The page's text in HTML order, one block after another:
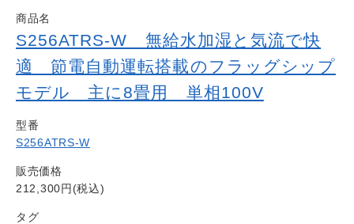
商品名
S256ATRS-W 無給水加湿と気流で快
適 節電自動運転搭載のフラッグシップ
モデル 主に8畳用 単相100V
型番
S256ATRS-W
販売価格
212,300円(税込)
タグ